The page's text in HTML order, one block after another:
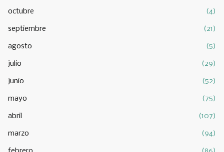
octubre (4)
septiembre (21)
agosto (5)
julio (29)
junio (52)
mayo (75)
abril (107)
marzo (94)